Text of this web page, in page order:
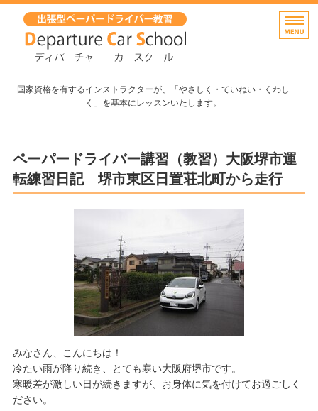
出張無料！大阪府堺市
国家資格を有するインストラクターが、「やさしく・ていねい・くわし
く」を基本にレッスンいたします。
出張教習(講習）・料金
ペーパードライバー講習（教習）大阪堺市運
転練習日記 堺市東区日置荘北町から走行
みなさん、こんにちは！
冷たい雨が降り続き、とても寒い大阪府堺市です。
寒暖差が激しい日が続きますが、お身体に気を付けてお過ごしく
ださい。